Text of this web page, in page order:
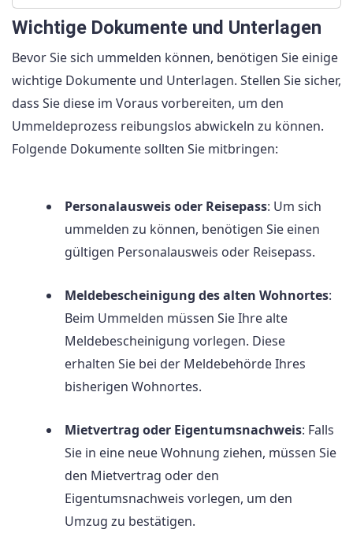
Wichtige Dokumente und Unterlagen
Bevor Sie sich ummelden können, benötigen Sie einige
wichtige Dokumente und Unterlagen. Stellen Sie sicher,
dass Sie diese im Voraus vorbereiten, um den
Ummeldeprozess reibungslos abwickeln zu können.
Folgende Dokumente sollten Sie mitbringen:
Personalausweis oder Reisepass: Um sich
ummelden zu können, benötigen Sie einen
gültigen Personalausweis oder Reisepass.
Meldebescheinigung des alten Wohnortes:
Beim Ummelden müssen Sie Ihre alte
Meldebescheinigung vorlegen. Diese
erhalten Sie bei der Meldebehörde Ihres
bisherigen Wohnortes.
Mietvertrag oder Eigentumsnachweis: Falls
Sie in eine neue Wohnung ziehen, müssen Sie
den Mietvertrag oder den
Eigentumsnachweis vorlegen, um den
Umzug zu bestätigen.